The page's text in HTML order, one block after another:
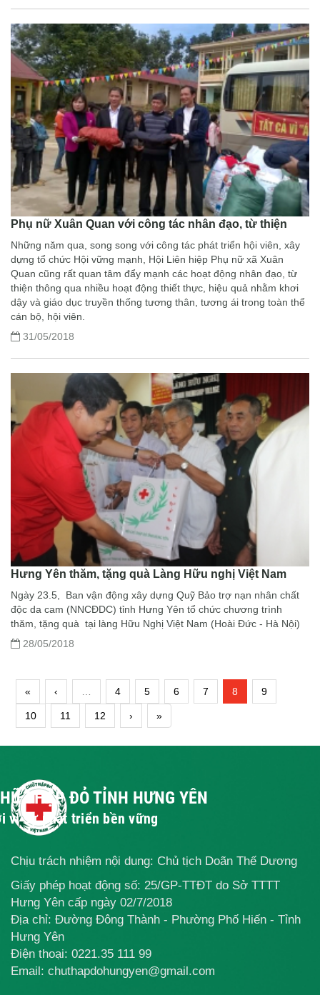
Phụ nữ Xuân Quan với công tác nhân đạo, từ thiện
Những năm qua, song song với công tác phát triển hội viên, xây
dựng tổ chức Hội vững mạnh, Hội Liên hiệp Phụ nữ xã Xuân
Quan cũng rất quan tâm đẩy mạnh các hoạt động nhân đạo, từ
thiện thông qua nhiều hoạt động thiết thực, hiệu quả nhằm khơi
dậy và giáo dục truyền thống tương thân, tương ái trong toàn thể
cán bộ, hội viên.
31/05/2018
Hưng Yên thăm, tặng quà Làng Hữu nghị Việt Nam
Ngày 23.5, Ban vận động xây dựng Quỹ Bảo trợ nạn nhân chất
độc da cam (NNCĐDC) tỉnh Hưng Yên tổ chức chương trình
thăm, tặng quà tại làng Hữu Nghị Việt Nam (Hoài Đức - Hà Nội)
28/05/2018
« ‹ 4 5 6 7 8 9
10 11 12 › »
THẬP ĐỎ TỈNH HƯNG YÊN
vì sự phát triển bền vững
Chịu trách nhiệm nội dung: Chủ tịch Doãn Thế Dương
Giấy phép hoạt động số: 25/GP-TTĐT do Sở TTTT
Hưng Yên cấp ngày 02/7/2018
Địa chỉ: Đường Đông Thành - Phường Phố Hiến - Tỉnh
Hưng Yên
Điện thoại: 0221.35 111 99
Email: chuthapdohungyen@gmail.com